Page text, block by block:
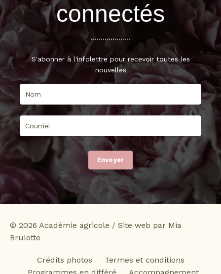
connectés
....................
S'abonner à l'infolettre pour recevoir toutes les
nouvelles
Envoyer
© 2026 Académie agricole / Site web par Mia
Brulotte
Crédits photos
Termes et conditions